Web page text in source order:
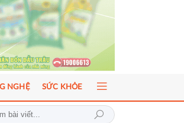
2026: Đột phá mới trong phát triển Y học bào thai và
NGHỆ SỨC KHỎE